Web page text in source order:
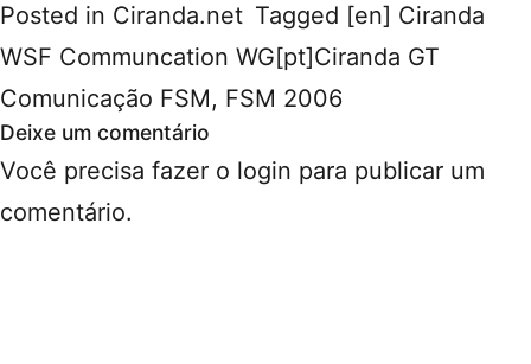
Posted in Ciranda.net Tagged [en] Ciranda
WSF Communcation WG[pt]Ciranda GT
Comunicação FSM, FSM 2006
Deixe um comentário
Você precisa fazer o login para publicar um
comentário.